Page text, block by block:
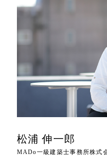
松浦 伸一郎
MADo一級建築士事務所株式